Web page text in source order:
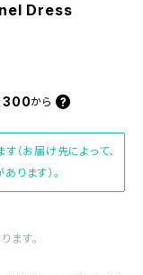
Dress
から
（お届け先によって、
ります）。
す。